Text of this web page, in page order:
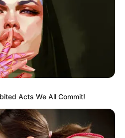
real sobre as principais
e região
no grupo
Acts We All Commit!